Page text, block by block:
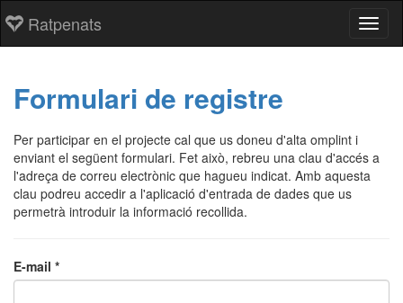
Ratpenats
Formulari de registre
Per participar en el projecte cal que us doneu d'alta omplint i
enviant el següent formulari. Fet això, rebreu una clau d'accés a
l'adreça de correu electrònic que hagueu indicat. Amb aquesta
clau podreu accedir a l'aplicació d'entrada de dades que us
permetrà introduir la informació recollida.
E-mail *